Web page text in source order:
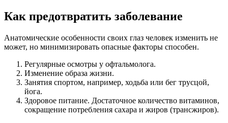
Как предотвратить заболевание
Анатомические особенности своих глаз человек изменить не
может, но минимизировать опасные факторы способен.
Регулярные осмотры у офтальмолога.
Изменение образа жизни.
Занятия спортом, например, ходьба или бег трусцой,
йога.
Здоровое питание. Достаточное количество витаминов,
сокращение потребления сахара и жиров (трансжиров).